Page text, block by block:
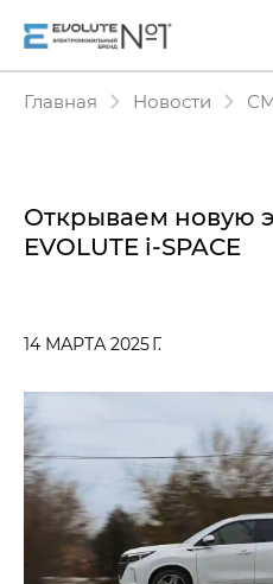
Главная Новости
Открываем новую
EVOLUTE i-SPACE
14 МАРТА 2025 Г.